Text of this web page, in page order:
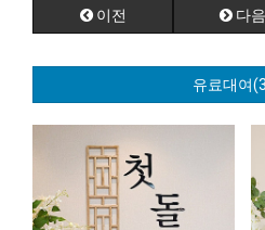
이전 다음
유료대여